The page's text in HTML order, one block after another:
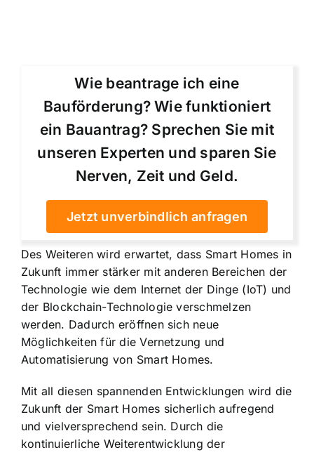
Wie beantrage ich eine
Bauförderung? Wie funktioniert
ein Bauantrag? Sprechen Sie mit
unseren Experten und sparen Sie
Nerven, Zeit und Geld.
Jetzt unverbindlich anfragen
Des Weiteren wird erwartet, dass Smart Homes in
Zukunft immer stärker mit anderen Bereichen der
Technologie wie dem Internet der Dinge (IoT) und
der Blockchain-Technologie verschmelzen
werden. Dadurch eröffnen sich neue
Möglichkeiten für die Vernetzung und
Automatisierung von Smart Homes.
Mit all diesen spannenden Entwicklungen wird die
Zukunft der Smart Homes sicherlich aufregend
und vielversprechend sein. Durch die
kontinuierliche Weiterentwicklung der